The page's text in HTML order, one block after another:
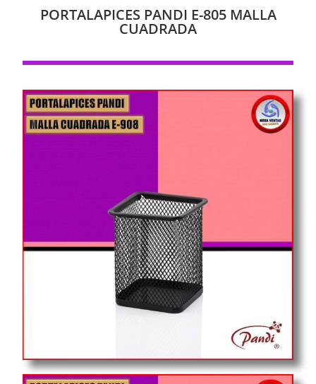
PORTALAPICES PANDI E-805 MALLA
CUADRADA